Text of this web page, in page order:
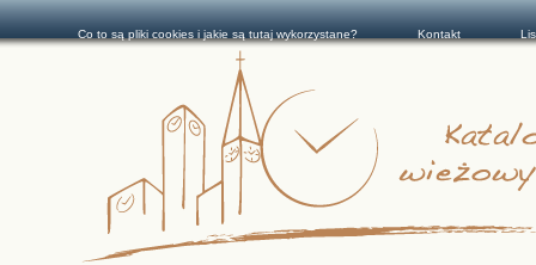
Co to są pliki cookies i jakie są tutaj wykorzystane? Kontakt